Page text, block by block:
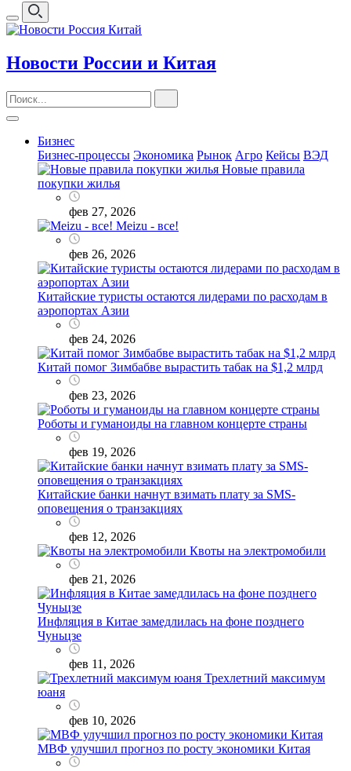
Новости России и Китая
Бизнес
Бизнес-процессы Экономика Рынок Агро Кейсы ВЭД
Новые правила
покупки жилья
фев 27, 2026
Meizu - все!
фев 26, 2026
Китайские туристы остаются лидерами по расходам в
аэропортах Азии
фев 24, 2026
Китай помог Зимбабве вырастить табак на $1,2 млрд
фев 23, 2026
Роботы и гуманоиды на главном концерте страны
фев 19, 2026
Китайские банки начнут взимать плату за SMS-
оповещения о транзакциях
фев 12, 2026
Квоты на электромобили
фев 21, 2026
Инфляция в Китае замедлилась на фоне позднего
Чуньцзе
фев 11, 2026
Трехлетний максимум
юаня
фев 10, 2026
МВФ улучшил прогноз по росту экономики Китая